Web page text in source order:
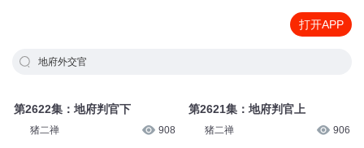
打开APP
地府外交官
第2622集：地府判官下
猪二禅 908
第2621集：地府判官上
猪二禅 906